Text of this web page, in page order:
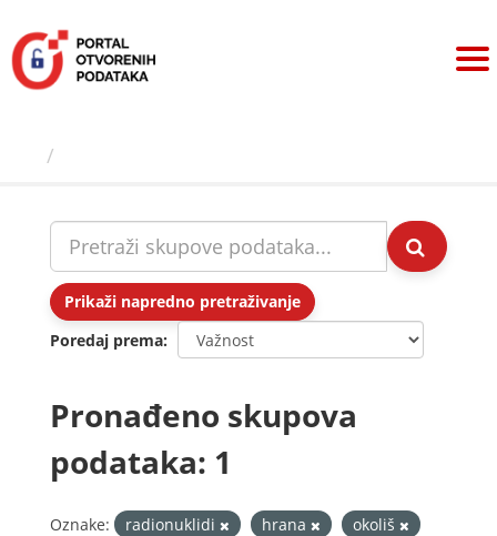
sadržaj
Prikaži napredno pretraživanje
Poredaj prema
Pronađeno skupova
podataka: 1
Oznake: radionuklidi hrana
okoliš